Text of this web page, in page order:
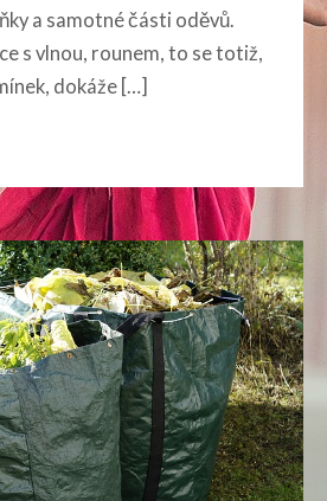
a samotné části oděvů.
s vlnou, rounem, to se totiž,
dokáže […]